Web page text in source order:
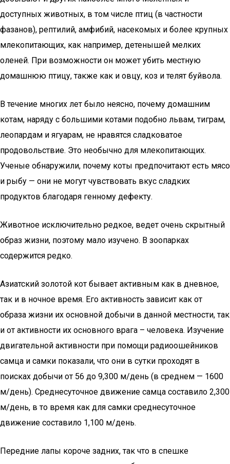
доступных животных, в том числе птиц (в частности
фазанов), рептилий, амфибий, насекомых и более крупных
млекопитающих, как например, детенышей мелких
оленей. При возможности он может убить местную
домашнюю птицу, также как и овцу, коз и телят буйвола.
В течение многих лет было неясно, почему домашним
котам, наряду с большими котами подобно львам, тиграм,
леопардам и ягуарам, не нравятся сладковатое
продовольствие. Это необычно для млекопитающих.
Ученые обнаружили, почему коты предпочитают есть мясо
и рыбу — они не могут чувствовать вкус сладких
продуктов благодаря генному дефекту.
Животное исключительно редкое, ведет очень скрытный
образ жизни, поэтому мало изучено. В зоопарках
содержится редко.
Азиатский золотой кот бывает активным как в дневное,
так и в ночное время. Его активность зависит как от
образа жизни их основной добычи в данной местности, так
и от активности их основного врага – человека. Изучение
двигательной активности при помощи радиоошейников
самца и самки показали, что они в сутки проходят в
поисках добычи от 56 до 9,300 м/день (в среднем — 1600
м/день). Среднесуточное движение самца составило 2,300
м/день, в то время как для самки среднесуточное
движение составило 1,100 м/день.
Передние лапы короче задних, так что в спешке